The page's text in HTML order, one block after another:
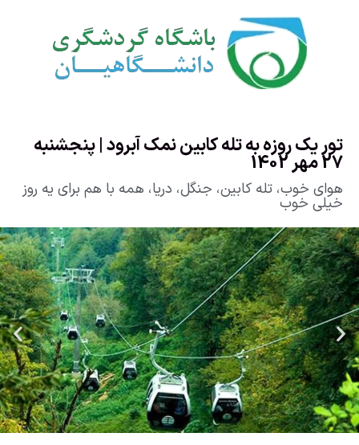
تور یک روزه به تله کابین نمک آبرود | پنجشنبه
27 مهر 1402
هوای خوب، تله کابین، جنگل، دریا، همه با هم برای یه روز
خیلی خوب